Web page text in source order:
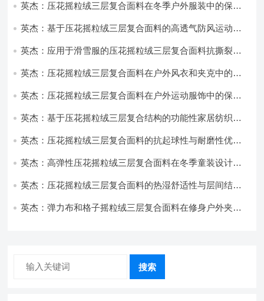
英杰：压花摇粒绒三层复合面料在冬季户外服装中的保暖
英杰：基于压花摇粒绒三层复合面料的高透气防风运动服
英杰：应用于滑雪服的压花摇粒绒三层复合面料抗撕裂与
英杰：压花摇粒绒三层复合面料在户外风衣和夹克中的应
英杰：压花摇粒绒三层复合面料在户外运动服饰中的保暖
英杰：基于压花摇粒绒三层复合结构的功能性家居纺织品
英杰：压花摇粒绒三层复合面料的抗起球性与耐磨性优化
英杰：高弹性压花摇粒绒三层复合面料在冬季童装设计中
英杰：压花摇粒绒三层复合面料的热湿舒适性与层间结合
英杰：弹力布和格子摇粒绒三层复合面料在修身户外夹克
搜索